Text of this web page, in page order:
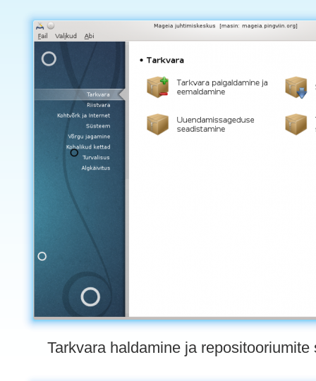
Tarkvara haldamine ja repositooriumite